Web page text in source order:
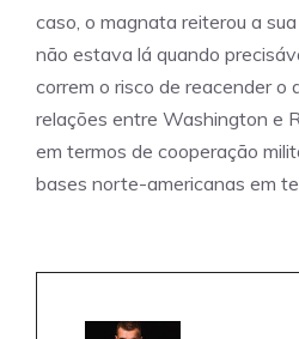
caso, o magnata reiterou a
não estava lá quando
correm o risco de reacender o
relações entre Washington e
em termos de cooperação
bases norte-americanas em